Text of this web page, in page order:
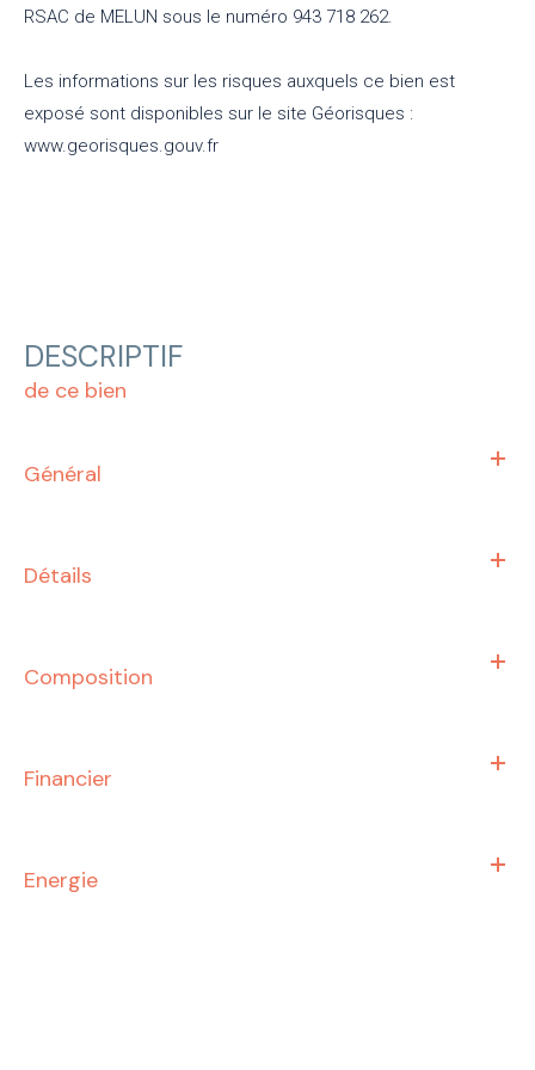
RSAC de MELUN sous le numéro 943 718 262.
Les informations sur les risques auxquels ce bien est
exposé sont disponibles sur le site Géorisques :
www.georisques.gouv.fr
DESCRIPTIF
de ce bien
Général
Détails
Composition
Financier
Energie